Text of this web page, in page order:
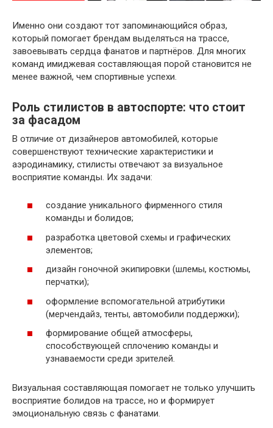
Именно они создают тот запоминающийся образ,
который помогает брендам выделяться на трассе,
завоевывать сердца фанатов и партнёров. Для многих
команд имиджевая составляющая порой становится не
менее важной, чем спортивные успехи.
Роль стилистов в автоспорте: что стоит
за фасадом
В отличие от дизайнеров автомобилей, которые
совершенствуют технические характеристики и
аэродинамику, стилисты отвечают за визуальное
восприятие команды. Их задачи:
создание уникального фирменного стиля
команды и болидов;
разработка цветовой схемы и графических
элементов;
дизайн гоночной экипировки (шлемы, костюмы,
перчатки);
оформление вспомогательной атрибутики
(мерчендайз, тенты, автомобили поддержки);
формирование общей атмосферы,
способствующей сплочению команды и
узнаваемости среди зрителей.
Визуальная составляющая помогает не только улучшить
восприятие болидов на трассе, но и формирует
эмоциональную связь с фанатами.